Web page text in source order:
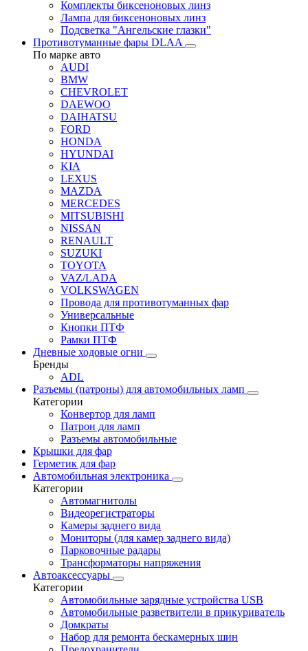
Комплекты биксеноновых линз
Лампа для биксеноновых линз
Подсветка "Ангельские глазки"
Противотуманные фары DLAA
По марке авто
AUDI
BMW
CHEVROLET
DAEWOO
DAIHATSU
FORD
HONDA
HYUNDAI
KIA
LEXUS
MAZDA
MERCEDES
MITSUBISHI
NISSAN
RENAULT
SUZUKI
TOYOTA
VAZ/LADA
VOLKSWAGEN
Провода для противотуманных фар
Универсальные
Кнопки ПТФ
Рамки ПТФ
Дневные ходовые огни
Бренды
ADL
Разъемы (патроны) для автомобильных ламп
Категории
Конвертор для ламп
Патрон для ламп
Разъемы автомобильные
Крышки для фар
Герметик для фар
Автомобильная электроника
Категории
Автомагнитолы
Видеорегистраторы
Камеры заднего вида
Мониторы (для камер заднего вида)
Парковочные радары
Трансформаторы напряжения
Автоаксессуары
Категории
Автомобильные зарядные устройства USB
Автомобильные разветвители в прикуриватель
Домкраты
Набор для ремонта бескамерных шин